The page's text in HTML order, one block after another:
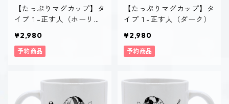
【たっぷりマグカップ】タ
イプ１-正す人（ホーリ
¥2,980
予約商品
【たっぷりマグカップ】タ
イプ１-正す人（ダーク）
¥2,980
予約商品